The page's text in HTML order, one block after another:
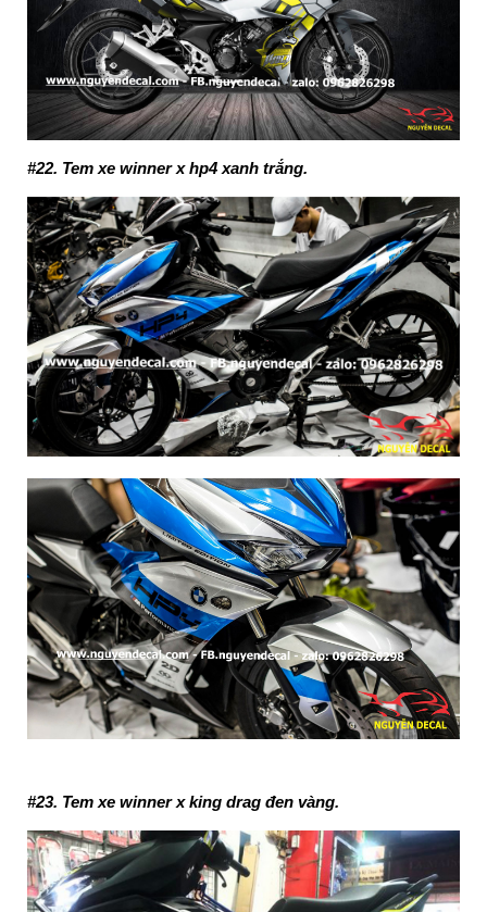
#22. Tem xe winner x hp4 xanh trắng.
#23. Tem xe winner x king drag đen vàng.